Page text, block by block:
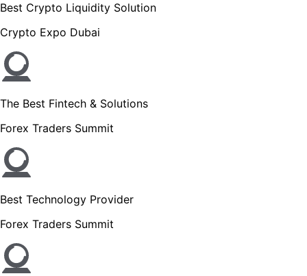
Best Crypto Liquidity Solution
Crypto Expo Dubai
The Best Fintech & Solutions
Forex Traders Summit
Best Technology Provider
Forex Traders Summit